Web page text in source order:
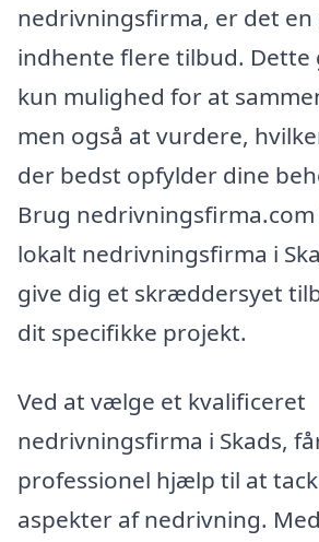
nedrivningsfirma, er det en
indhente flere tilbud. Dette
kun mulighed for at
men også at vurdere,
der bedst opfylder dine
Brug
lokalt nedrivningsfirma i
give dig et skræddersyet
dit specifikke projekt.
Ved at vælge et kvalificeret
nedrivningsfirma i Skads,
professionel hjælp til at
aspekter af nedrivning.